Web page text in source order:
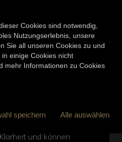
zu
Wärmepumpe
und können
Cookies sind notwendig,
Nutzungserlebnis, unsere
Sie all unseren Cookies zu und
einige Cookies nicht
mehr Informationen zu Cookies
speichern Alle auswählen